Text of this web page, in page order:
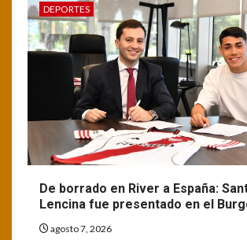
DEPORTES
De borrado en River a España:
Lencina fue presentado en el
agosto 7, 2026